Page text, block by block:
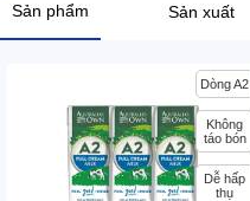
Sản phẩm Sản xuất
Dòng A2
Không
táo bón
Dễ hấp
thụ